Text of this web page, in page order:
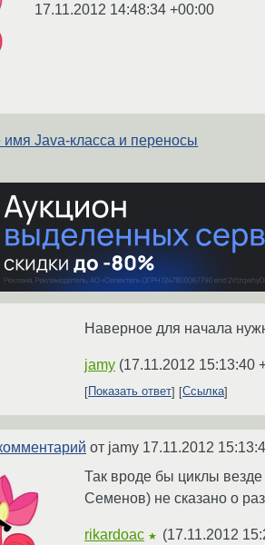
17.11.2012 14:48:34 +00:00
Java-класса и переносы
Наверное для начала
jamy (17.11.2012 15:13:40
Показать ответ Ссылка
от jamy 17.11.2012
Так вроде бы циклы
Семенов) не сказано о
rikardoac ★ (17.11.2012